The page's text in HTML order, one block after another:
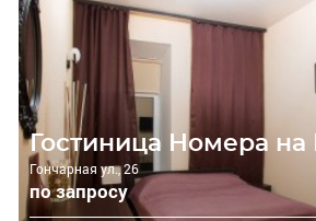
Гостиница Номера на
Гончарная ул., 26
по запросу